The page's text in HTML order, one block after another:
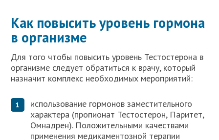
Как повысить уровень гормона
в организме
Для того чтобы повысить уровень Тестостерона в
организме следует обратиться к врачу, который
назначит комплекс необходимых мероприятий:
использование гормонов заместительного
характера (пропионат Тестостерон, Паритет,
Омнадрен). Положительными качествами
применения медикаментозной терапии